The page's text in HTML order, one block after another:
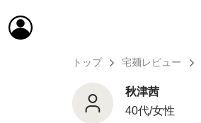
トップ 宅麺レビュー
秋津茜
40代/女性